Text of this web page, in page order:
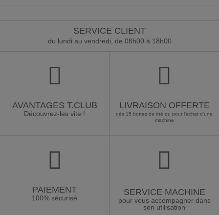
SERVICE CLIENT
du lundi au vendredi, de 08h00 à 18h00
AVANTAGES T.CLUB
Découvrez-les vite !
LIVRAISON OFFERTE
dès 15 boîtes de thé ou pour l'achat d'une
machine
PAIEMENT
100% sécurisé
SERVICE MACHINE
pour vous accompagner dans
son utilisation